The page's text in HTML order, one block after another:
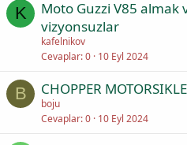
K
Moto Guzzi V85 almak
vizyonsuzlar
kafelnikov
Cevaplar 0 10 Eyl 2024
B CHOPPER
boju
Cevaplar 0 10 Eyl 2024